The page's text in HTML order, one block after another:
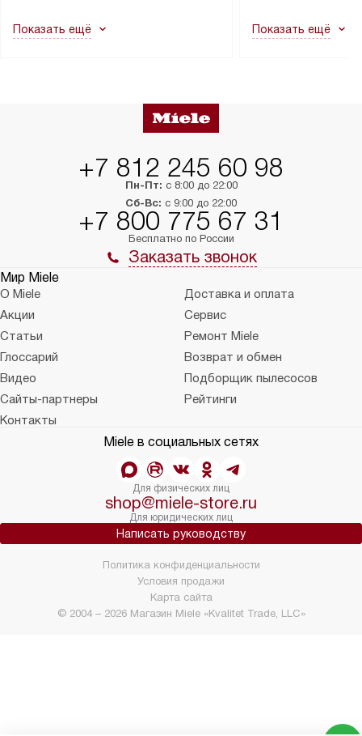
в гарантийном ремонте в будущем.
Показать ещё
не включаются:
Показать ещё
+7 812 245 60 98
Пн-Пт: с 8:00 до 22:00
Сб-Вс: с 9:00 до 22:00
+7 800 775 67 31
Бесплатно по России
Заказать звонок
Мир Miele
О Miele
Доставка и оплата
Акции
Сервис
Статьи
Ремонт Miele
Глоссарий
Возврат и обмен
Видео
Подборщик пылесосов
Сайты-партнеры
Рейтинги
Контакты
Miele в социальных сетях
Для физических лиц
shop@miele-store.ru
Для юридических лиц
Написать руководству
© 2004 – 2026 Магазин Miele «Kvalitet Trade, LLC»
Политика конфиденциальности
Условия продажи
Карта сайта